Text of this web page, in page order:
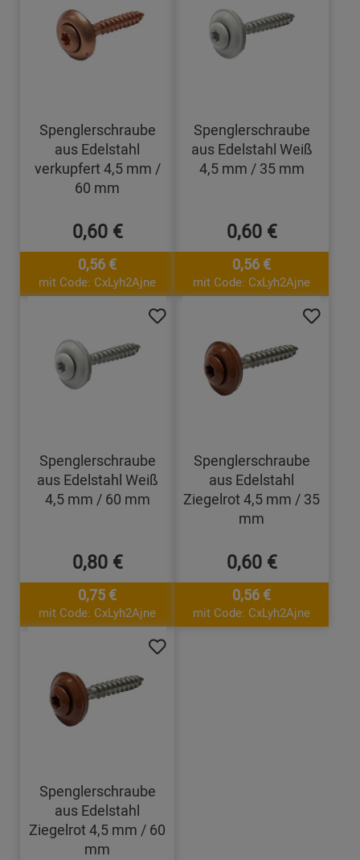
Spenglerschraube
aus Edelstahl
verkupfert 4,5 mm /
60 mm
0,60 €
0,56 €
mit Code: CxLyh2Ajne
Spenglerschraube
aus Edelstahl Weiß
4,5 mm / 35 mm
0,60 €
0,56 €
mit Code: CxLyh2Ajne
Spenglerschraube
aus Edelstahl Weiß
4,5 mm / 60 mm
0,80 €
0,75 €
mit Code: CxLyh2Ajne
Spenglerschraube
aus Edelstahl
Ziegelrot 4,5 mm / 35
mm
0,60 €
0,56 €
mit Code: CxLyh2Ajne
Spenglerschraube
aus Edelstahl
Ziegelrot 4,5 mm / 60
mm